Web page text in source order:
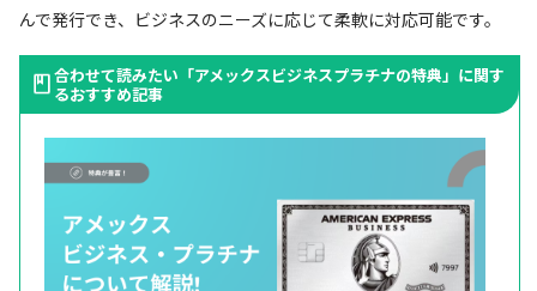
んで発行でき、ビジネスのニーズに応じて柔軟に対応可能です。
合わせて読みたい「アメックスビジネスプラチナの特典」に関す
るおすすめ記事